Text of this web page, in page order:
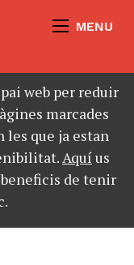
MENU
web per reduir
marcades
les que ja estan
Aquíus
de tenir